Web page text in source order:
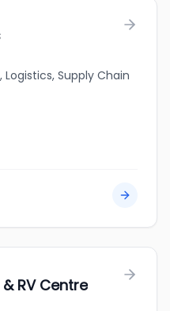
Supply Chain
RV Centre